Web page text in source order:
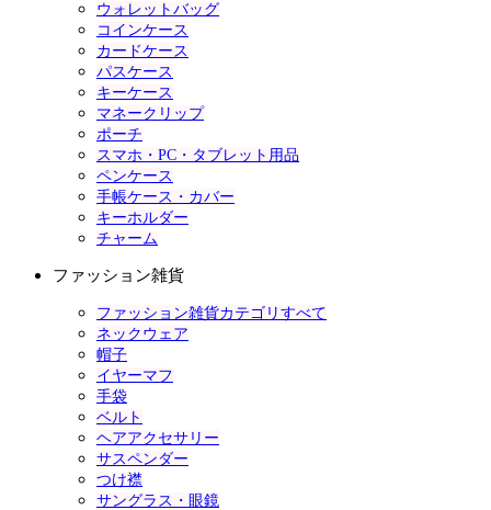
ウォレットバッグ
コインケース
カードケース
パスケース
キーケース
マネークリップ
ポーチ
スマホ・PC・タブレット用品
ペンケース
手帳ケース・カバー
キーホルダー
チャーム
ファッション雑貨
ファッション雑貨カテゴリすべて
ネックウェア
帽子
イヤーマフ
手袋
ベルト
ヘアアクセサリー
サスペンダー
つけ襟
サングラス・眼鏡